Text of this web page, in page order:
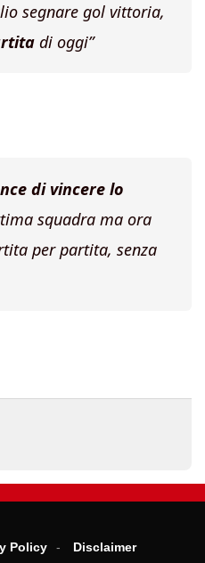
segnare gol vittoria,
di oggi”
di vincere lo
squadra ma ora
per partita, senza
Policy Disclaimer